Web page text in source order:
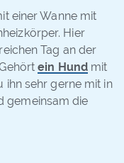
einer Wanne mit
Hier
Tag an der
ein Hundmit
ihn sehr gerne mit in
gemeinsam die